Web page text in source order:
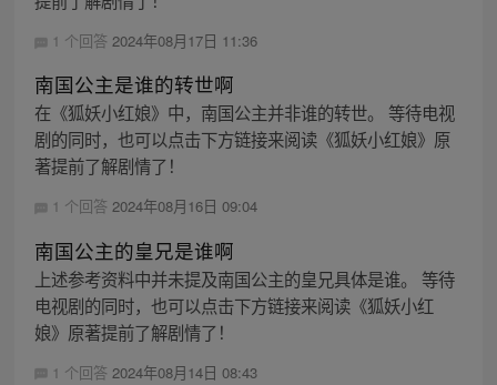
1 个回答 2024年08月17日 11:36
南国公主是谁的转世啊
在《狐妖小红娘》中，南国公主并非谁的转世。 等待电视
剧的同时，也可以点击下方链接来阅读《狐妖小红娘》原
著提前了解剧情了！
1 个回答 2024年08月16日 09:04
南国公主的皇兄是谁啊
上述参考资料中并未提及南国公主的皇兄具体是谁。 等待
电视剧的同时，也可以点击下方链接来阅读《狐妖小红
娘》原著提前了解剧情了！
1 个回答 2024年08月14日 08:43